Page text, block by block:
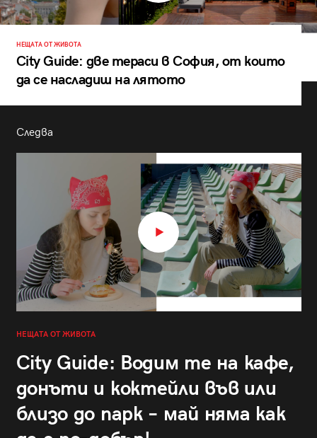
НЕЩАТА ОТ ЖИВОТА
City Guide: две тераси в София, от които
да се насладиш на лятото
Следва
НЕЩАТА ОТ ЖИВОТА
City Guide: Водим те на кафе,
донъти и коктейли във или
близо до парк – май няма как